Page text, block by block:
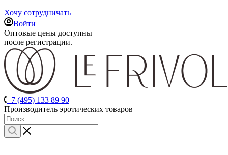
Хочу сотрудничать
Войти
Оптовые цены доступны
после регистрации.
+7 (495) 133 89 90
Производитель эротических товаров